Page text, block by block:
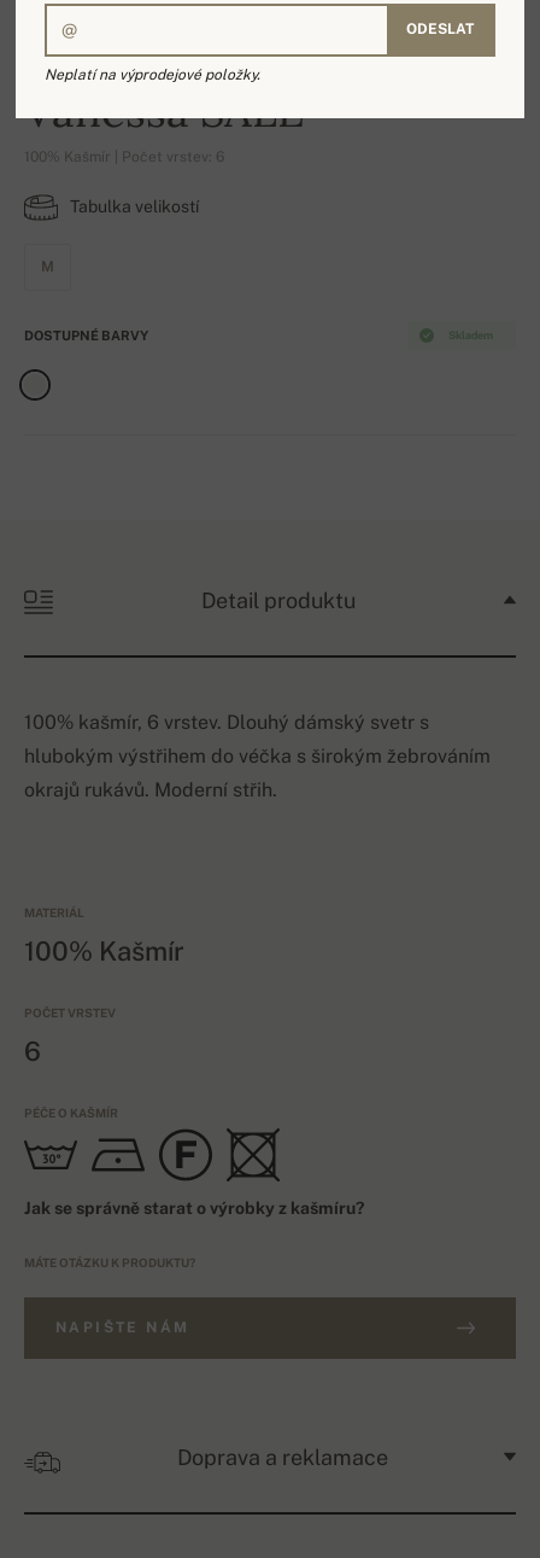
-17%
Vanessa SALE
100% Kašmír | Počet vrstev: 6
Tabulka velikostí
M
Skladem
DOSTUPNÉ BARVY
Detail produktu
100% kašmír, 6 vrstev. Dlouhý dámský svetr s
hlubokým výstřihem do véčka s širokým žebrováním
okrajů rukávů. Moderní střih.
MATERIÁL
100% Kašmír
POČET VRSTEV
6
PÉČE O KAŠMÍR
Jak se správně starat o výrobky z kašmíru?
MÁTE OTÁZKU K PRODUKTU?
NAPIŠTE NÁM
Doprava a reklamace
ODESLAT
Neplatí na výprodejové položky.